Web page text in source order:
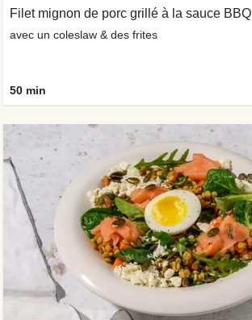
Filet mignon de porc grillé à la sauce BBQ
avec un coleslaw & des frites
50 min